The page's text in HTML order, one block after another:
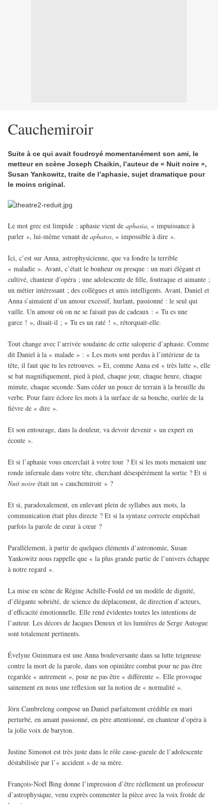
Cauchemiroir
Suite à ce qui avait foudroyé momentanément son ami, le
metteur en scène Joseph Chaikin, l’auteur de « Nuit noire »,
Susan Yankowitz, traite de l’aphasie, sujet dramatique pour
le moins original.
Le mot grec est limpide : aphasie vient de aphasia, « impuissance à
parler », lui-même venant de aphatos, « impossible à dire ».
Ici, c’est sur Anna, astrophysicienne, que va fondre la terrible
« maladie ». Avant, c’était le bonheur ou presque : un mari élégant et
cultivé, chanteur d’opéra ; une adolescente de fille, foutraque et aimante ;
un métier intéressant ; des collègues et amis intelligents. Avant, Daniel et
Anna s’aimaient d’un amour excessif, hurlant, passionné : le seul qui
vaille. Un amour où on ne se faisait pas de cadeaux : « Tu es une
garce ! », disait-il ; « Tu es un raté ! », rétorquait-elle.
Tout change avec l’arrivée soudaine de cette saloperie d’aphasie. Comme
dit Daniel à la « malade » : « Les mots sont perdus à l’intérieur de ta
tête, il faut que tu les retrouves. » Et, comme Anna est « très lutte », elle
se bat magnifiquement, pied à pied, chaque jour, chaque heure, chaque
minute, chaque seconde. Sans céder un pouce de terrain à la brouille du
verbe. Pour faire éclore les mots à la surface de sa bouche, ourlée de la
fièvre de « dire ».
Et son entourage, dans la douleur, va devoir devenir « un expert en
écoute ».
Et si l’aphasie vous encerclait à votre tour ? Et si les mots menaient une
ronde infernale dans votre tête, cherchant désespérément la sortie ? Et si
Nuit noire était un « cauchemiroir » ?
Et si, paradoxalement, en enlevant plein de syllabes aux mots, la
communication était plus directe ? Et si la syntaxe correcte empêchait
parfois la parole de cœur à cœur ?
Parallèlement, à partir de quelques éléments d’astronomie, Susan
Yankowitz nous rappelle que « la plus grande partie de l’univers échappe
à notre regard ».
La mise en scène de Régine Achille-Fould est un modèle de dignité,
d’élégante sobriété, de science du déplacement, de direction d’acteurs,
d’efficacité émotionnelle. Elle rend évidentes toutes les intentions de
l’auteur. Les décors de Jacques Deneux et les lumières de Serge Autogue
sont totalement pertinents.
Évelyne Guimmara est une Anna bouleversante dans sa lutte teigneuse
contre la mort de la parole, dans son opiniâtre combat pour ne pas être
regardée « autrement », pour ne pas être « différente ». Elle provoque
sainement en nous une réflexion sur la notion de « normalité ».
Jörn Cambreleng compose un Daniel parfaitement crédible en mari
perturbé, en amant passionné, en père attentionné, en chanteur d’opéra à
la jolie voix de baryton.
Justine Simonot est très juste dans le rôle casse-gueule de l’adolescente
déstabilisée par l’« accident » de sa mère.
François-Noël Bing donne l’impression d’être réellement un professeur
d’astrophysique, venu exprès commenter la pièce avec la voix froide de